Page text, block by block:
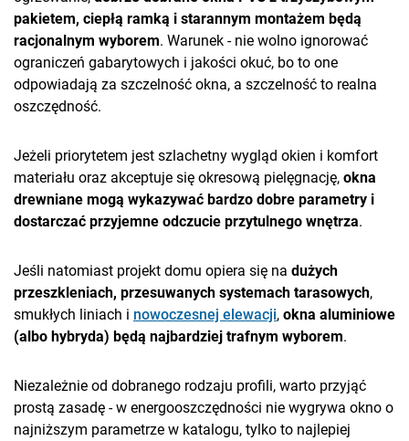
pakietem, ciepłą ramką i starannym montażem będą
racjonalnym wyborem. Warunek - nie wolno ignorować
ograniczeń gabarytowych i jakości okuć, bo to one
odpowiadają za szczelność okna, a szczelność to realna
oszczędność.
Jeżeli priorytetem jest szlachetny wygląd okien i komfort
materiału oraz akceptuje się okresową pielęgnację, okna
drewniane mogą wykazywać bardzo dobre parametry i
dostarczać przyjemne odczucie przytulnego wnętrza.
Jeśli natomiast projekt domu opiera się na dużych
przeszkleniach, przesuwanych systemach tarasowych,
smukłych liniach i nowoczesnej elewacji, okna aluminiowe
(albo hybryda) będą najbardziej trafnym wyborem.
Niezależnie od dobranego rodzaju profili, warto przyjąć
prostą zasadę - w energooszczędności nie wygrywa okno o
najniższym parametrze w katalogu, tylko to najlepiej